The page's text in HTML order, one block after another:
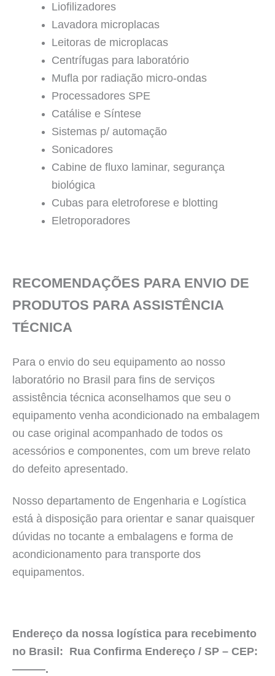
Liofilizadores
Lavadora microplacas
Leitoras de microplacas
Centrífugas para laboratório
Mufla por radiação micro-ondas
Processadores SPE
Catálise e Síntese
Sistemas p/ automação
Sonicadores
Cabine de fluxo laminar, segurança
biológica
Cubas para eletroforese e blotting
Eletroporadores
RECOMENDAÇÕES PARA ENVIO DE
PRODUTOS PARA ASSISTÊNCIA
TÉCNICA
Para o envio do seu equipamento ao nosso
laboratório no Brasil para fins de serviços
assistência técnica aconselhamos que seu o
equipamento venha acondicionado na embalagem
ou case original acompanhado de todos os
acessórios e componentes, com um breve relato
do defeito apresentado.
Nosso departamento de Engenharia e Logística
está à disposição para orientar e sanar quaisquer
dúvidas no tocante a embalagens e forma de
acondicionamento para transporte dos
equipamentos.
Endereço da nossa logística para recebimento
no Brasil: Rua Confirma Endereço / SP – CEP:
———.